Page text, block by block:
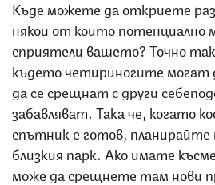
Къде можете да откриете
някои от които потенциално
сприятели вашето? Точно
където четириногите могат
да се срещнат с други
забавляват. Така че, когато
спътник е готов,
близкия парк. Ако имате
може да срещнете там нови